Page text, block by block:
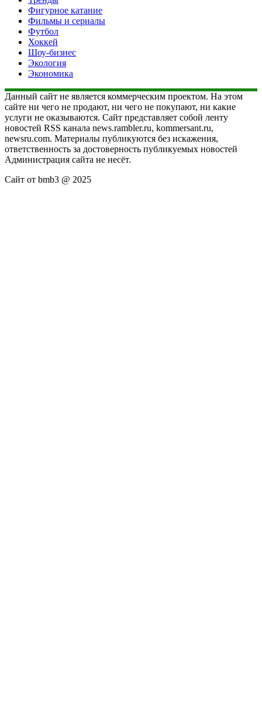
Фигурное катание
Фильмы и сериалы
Футбол
Хоккей
Шоу-бизнес
Экология
Экономика
Данный сайт не является коммерческим проектом. На этом
сайте ни чего не продают, ни чего не покупают, ни какие
услуги не оказываются. Сайт представляет собой ленту
новостей RSS канала news.rambler.ru, kommersant.ru,
newsru.com. Материалы публикуются без искажения,
ответственность за достоверность публикуемых новостей
Администрация сайта не несёт.
Сайт от bmb3 @ 2025